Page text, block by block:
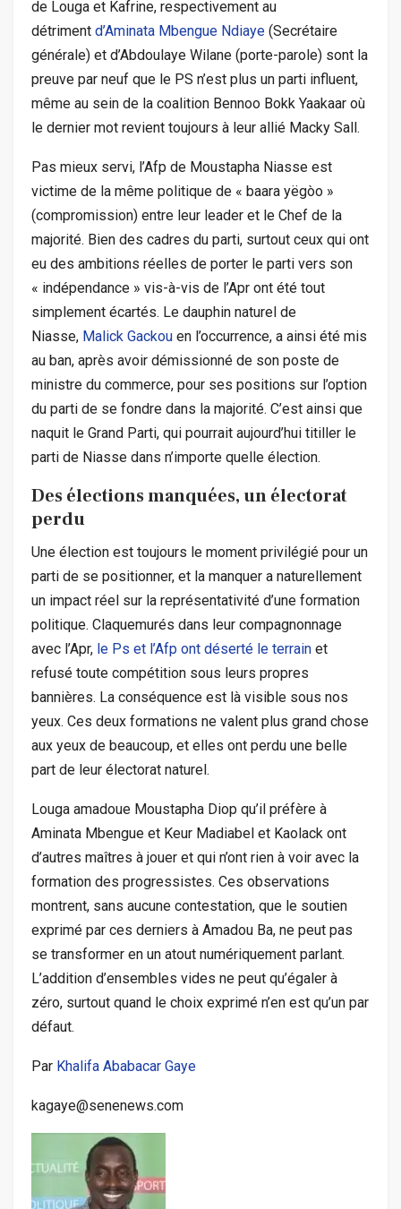
de Louga et Kafrine, respectivement au
détriment d’Aminata Mbengue Ndiaye (Secrétaire
générale) et d’Abdoulaye Wilane (porte-parole) sont la
preuve par neuf que le PS n’est plus un parti influent,
même au sein de la coalition Bennoo Bokk Yaakaar où
le dernier mot revient toujours à leur allié Macky Sall.
Pas mieux servi, l’Afp de Moustapha Niasse est
victime de la même politique de « baara yëgòo »
(compromission) entre leur leader et le Chef de la
majorité. Bien des cadres du parti, surtout ceux qui ont
eu des ambitions réelles de porter le parti vers son
« indépendance » vis-à-vis de l’Apr ont été tout
simplement écartés. Le dauphin naturel de
Niasse, Malick Gackou en l’occurrence, a ainsi été mis
au ban, après avoir démissionné de son poste de
ministre du commerce, pour ses positions sur l’option
du parti de se fondre dans la majorité. C’est ainsi que
naquit le Grand Parti, qui pourrait aujourd’hui titiller le
parti de Niasse dans n’importe quelle élection.
Des élections manquées, un électorat
perdu
Une élection est toujours le moment privilégié pour un
parti de se positionner, et la manquer a naturellement
un impact réel sur la représentativité d’une formation
politique. Claquemurés dans leur compagnonnage
avec l’Apr, le Ps et l’Afp ont déserté le terrain et
refusé toute compétition sous leurs propres
bannières. La conséquence est là visible sous nos
yeux. Ces deux formations ne valent plus grand chose
aux yeux de beaucoup, et elles ont perdu une belle
part de leur électorat naturel.
Louga amadoue Moustapha Diop qu’il préfère à
Aminata Mbengue et Keur Madiabel et Kaolack ont
d’autres maîtres à jouer et qui n’ont rien à voir avec la
formation des progressistes. Ces observations
montrent, sans aucune contestation, que le soutien
exprimé par ces derniers à Amadou Ba, ne peut pas
se transformer en un atout numériquement parlant.
L’addition d’ensembles vides ne peut qu’égaler à
zéro, surtout quand le choix exprimé n’en est qu’un par
défaut.
Par Khalifa Ababacar Gaye
kagaye@senenews.com